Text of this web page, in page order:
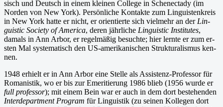
sisch und Deutsch in einem kleinen College in Schenectady (im
Nor­den von New York). Persönliche Kontakte zum Lin­guistenkreis
in New York hatte er nicht, er orientierte sich vielmehr an der Lin­
guistic Society of America, deren jährliche Linguistic Institutes,
damals in Ann Arbor, er regelmäßig besuchte; hier lernte er zum er­
sten Mal syste­matisch den US-amerikanischen Strukturalismus ken­
nen.
1948 erhielt er in Ann Arbor eine Stelle als Assistenz-Pro­fessor für
Romanistik, wo er bis zur Emeritierung 1986 blieb (1956 wurde er
full professor); mit einem Bein war er auch in dem dort beste­henden
Interdepart­ment Program für Linguistik (zu seinen Kollegen dort